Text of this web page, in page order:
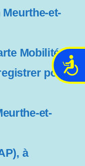
A
et-
Mobilité
pour
et-
à